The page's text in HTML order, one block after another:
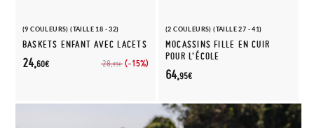
(9 COULEURS) (TAILLE 18 - 32)
BASKETS ENFANT AVEC LACETS
28,95€ (-15%)
24,60€
(2 COULEURS) (TAILLE 27 - 41)
MOCASSINS FILLE EN CUIR
POUR L’ÉCOLE
64,95€